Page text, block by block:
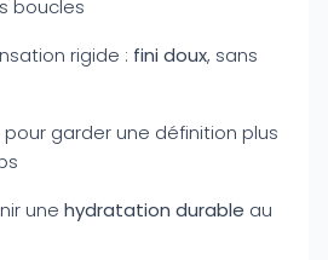
boucles
rigide : fini doux, sans
pour garder une définition plus
une hydratation durable au